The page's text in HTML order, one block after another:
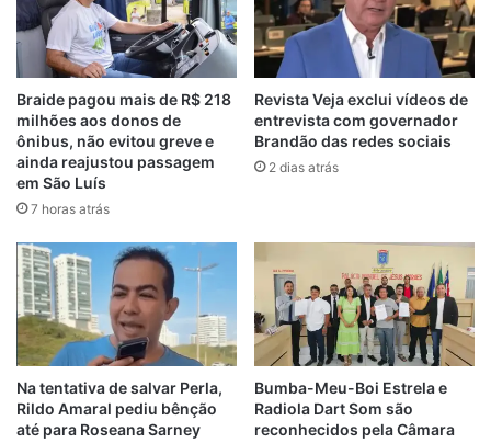
O site Diário 98, tem sido usado
simplesmente para atacar desafetos e
críticos do governo de Flávio Dino nos
últimos meses, ideia macabra que pode ter
sido criada pela titular da Secom, Ricardo
Cappelli, para atender de forma imediata às
sugestões de Dino, como bem disse o
Marrapá. Segundo o blogue Marrapá, a
página é assinada oficialmente por Garrone
e pelo publicitário brasiliense George
Marques.
Braide pagou mais de R$ 218
milhões aos donos de
ônibus, não evitou greve e
ainda reajustou passagem
em São Luís
7 horas atrás
Revista Veja exclui vídeos de
entrevista com governador
Brandão das redes sociais
2 dias atrás
Na tentativa de salvar Perla,
Rildo Amaral pediu bênção
até para Roseana Sarney
Bumba-Meu-Boi Estrela e
Radiola Dart Som são
reconhecidos pela Câmara